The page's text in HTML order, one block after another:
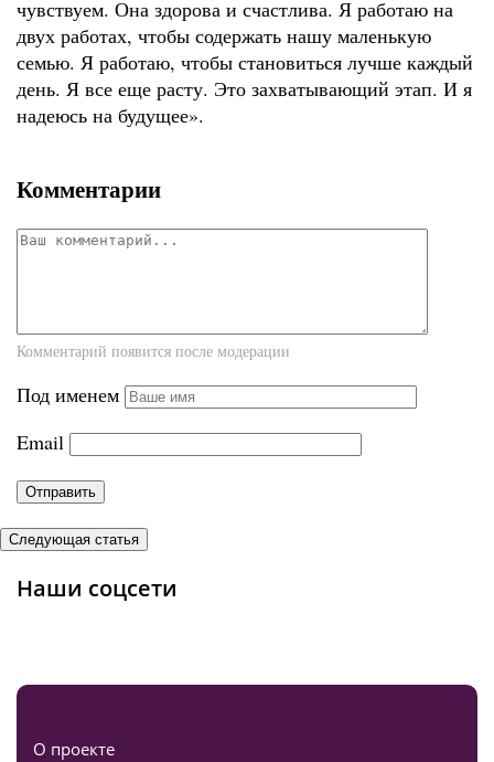
чувствуем. Она здорова и счастлива. Я работаю на
двух работах, чтобы содержать нашу маленькую
семью. Я работаю, чтобы становиться лучше каждый
день. Я все еще расту. Это захватывающий этап. И я
надеюсь на будущее».
Комментарии
Комментарий появится после модерации
Под именем
Email
Следующая статья
Наши соцсети
О проекте